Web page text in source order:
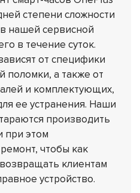
степени сложности
нашей сервисной
в течение суток.
от специфики
а также от
и комплектующих,
ее устранения. Наши
производить
при этом
чтобы как
клиентам
устройство.